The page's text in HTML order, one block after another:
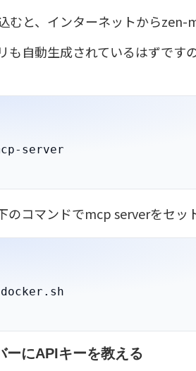
むと、インターネットからzen-
も自動生成されているはずで
のコマンドでmcp serverをセッ
ーにAPIキーを教える